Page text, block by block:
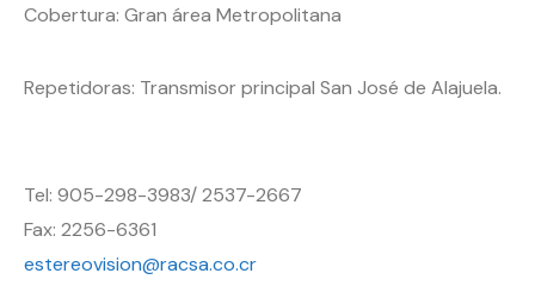
Cobertura: Gran área Metropolitana
Repetidoras: Transmisor principal San José de Alajuela.
Tel: 905-298-3983/ 2537-2667
Fax: 2256-6361
estereovision@racsa.co.cr